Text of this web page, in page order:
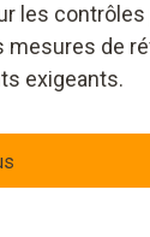
les
mesures de
exigeants.